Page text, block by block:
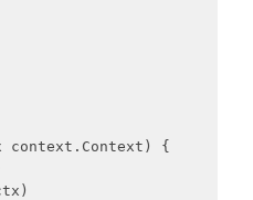
context.Context)
{